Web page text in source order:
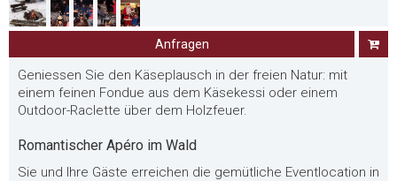
Anfragen
Geniessen Sie den Käseplausch in der freien Natur: mit
einem feinen Fondue aus dem Käsekessi oder einem
Outdoor-Raclette über dem Holzfeuer.
Romantischer Apéro im Wald
Sie und Ihre Gäste erreichen die gemütliche Eventlocation in